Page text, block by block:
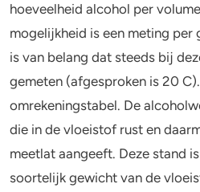
hoeveelheid alcohol per
mogelijkheid is een meting per
is van belang dat steeds bij
gemeten (afgesproken is 20
omrekeningstabel. De
die in de vloeistof rust en
meetlat aangeeft. Deze stand
soortelijk gewicht van de